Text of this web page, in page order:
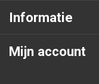
Informatie
Mijn account